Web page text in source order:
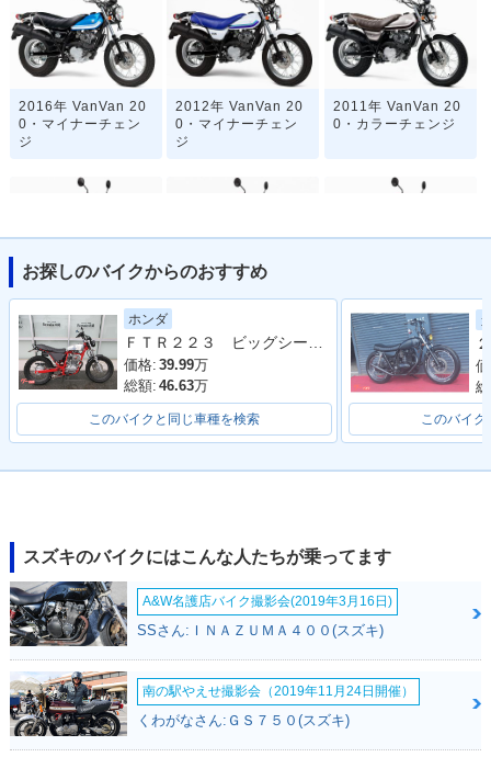
2016年 VanVan 20
0・マイナーチェン
ジ
2012年 VanVan 20
0・マイナーチェン
ジ
2011年 VanVan 20
0・カラーチェンジ
2010年 VanVan 20
0・カラーチェンジ
0・マイナーチェン
2004年 VanVan 20
0・カラーチェンジ
2003年 VanVan 20
0・カラーチェンジ
2003年 VanVan 20
0Z・追加
お探しのバイクからのおすすめ
ホンダ
ＦＴＲ２２３ ビッグシーダーアルミタンク タックロールシート ロボハン フェンダーレス
価格: 39.99万
総額: 46.63万
このバイクと同じ車種を検索 このバイク
スズキのバイクにはこんな人たちが乗ってます
A&W名護店バイク撮影会(2019年3月16日)
SSさん:ＩＮＡＺＵＭＡ４００(スズキ)
南の駅やえせ撮影会（2019年11月24日開催）
くわがなさん:ＧＳ７５０(スズキ)